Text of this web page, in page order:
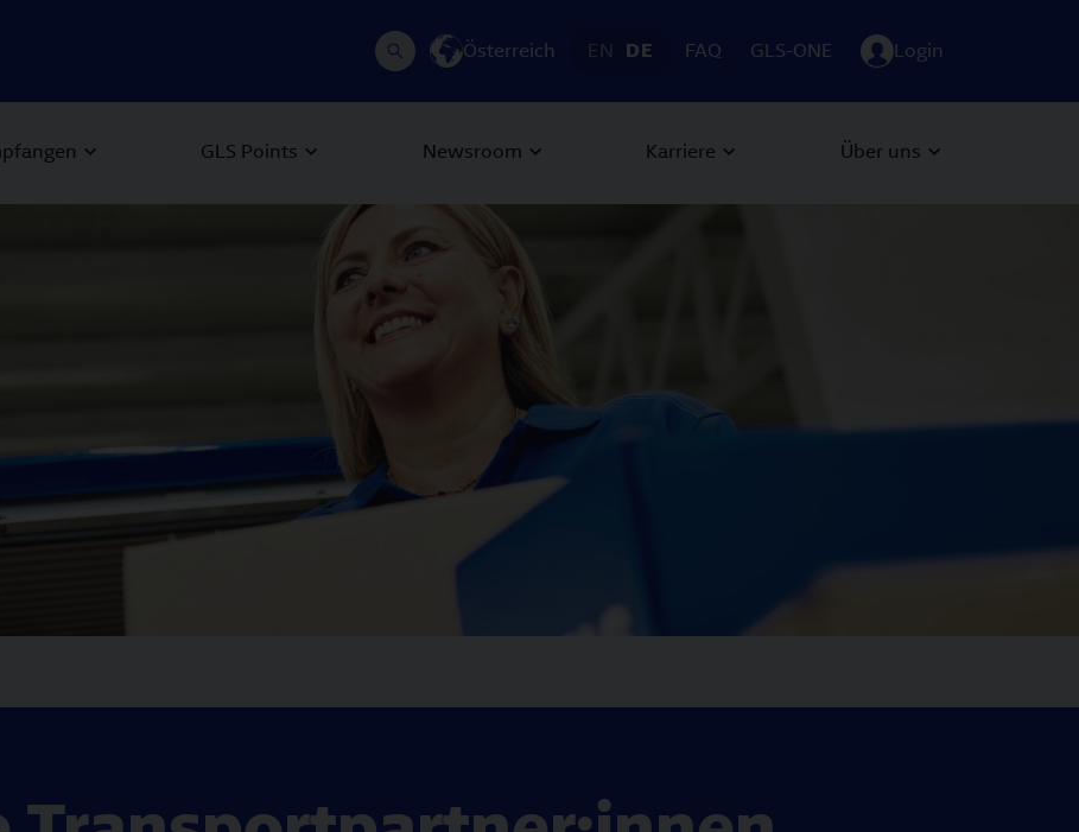
Österreich EN DE FAQ GLS-ONE Login
GLS Points Newsroom Karriere Über uns